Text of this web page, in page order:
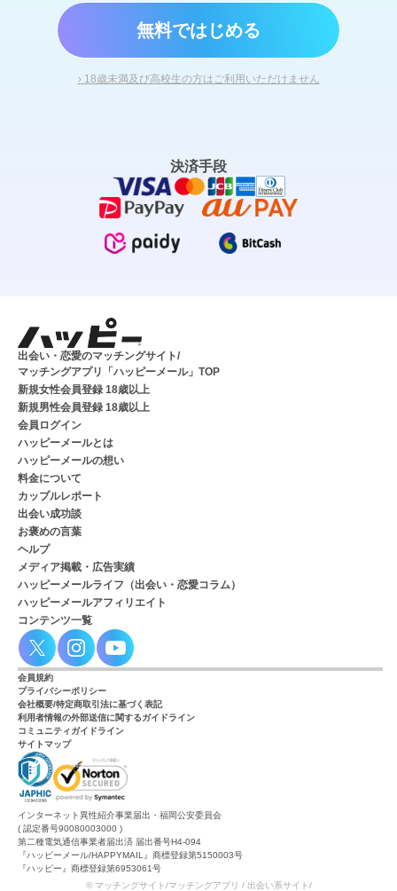
無料ではじめる
› 18歳未満及び高校生の方はご利用いただけません
決済手段
出会い・恋愛のマッチングサイト/
マッチングアプリ「ハッピーメール」TOP
新規女性会員登録 18歳以上
新規男性会員登録 18歳以上
会員ログイン
ハッピーメールとは
ハッピーメールの想い
料金について
カップルレポート
出会い成功談
お褒めの言葉
ヘルプ
メディア掲載・広告実績
ハッピーメールライフ（出会い・恋愛コラム）
ハッピーメールアフィリエイト
コンテンツ一覧
会員規約
プライバシーポリシー
会社概要/特定商取引法に基づく表記
利用者情報の外部送信に関するガイドライン
コミュニティガイドライン
サイトマップ
インターネット異性紹介事業届出・福岡公安委員会
( 認定番号90080003000 )
第二種電気通信事業者届出済 届出番号H4-094
『ハッピーメール/HAPPYMAIL』商標登録第5150003号
『ハッピー』商標登録第6953061号
© マッチングサイト/マッチングアプリ / 出会い系サイト/